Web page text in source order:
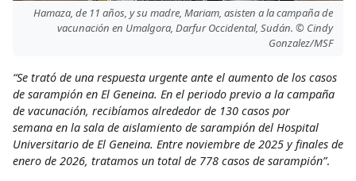
Hamaza, de 11 años, y su madre, Mariam, asisten a la campaña de
vacunación en Umalgora, Darfur Occidental, Sudán. © Cindy
Gonzalez/MSF
“Se trató de una respuesta urgente ante el aumento de los casos
de sarampión en El Geneina. En el periodo previo a la campaña
de vacunación, recibíamos alrededor de 130 casos por
semana en la sala de aislamiento de sarampión del Hospital
Universitario de El Geneina. Entre noviembre de 2025 y finales de
enero de 2026, tratamos un total de 778 casos de sarampión”.